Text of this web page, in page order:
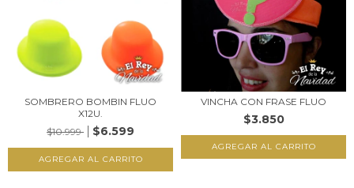
SOMBRERO BOMBIN FLUO
X12U.
$10.999
$6.599
VINCHA CON FRASE FLUO
$3.850